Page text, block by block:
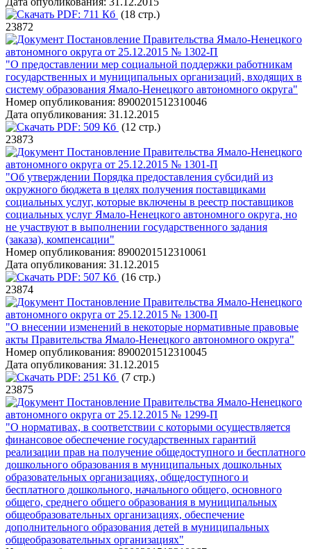
PDF: 711 Кб (18 стр.)
23872
Постановление Правительства Ямало-Ненецкого
автономного округа от 25.12.2015 № 1302-П
"О предоставлении мер социальной поддержки работникам
государственных и муниципальных организаций, входящих в
систему образования Ямало-Ненецкого автономного округа"
Номер опубликования: 8900201512310046
Дата опубликования: 31.12.2015
PDF: 509 Кб (12 стр.)
23873
Постановление Правительства Ямало-Ненецкого
автономного округа от 25.12.2015 № 1301-П
"Об утверждении Порядка предоставления субсидий из
окружного бюджета в целях получения поставщиками
социальных услуг, которые включены в реестр поставщиков
социальных услуг Ямало-Ненецкого автономного округа, но
не участвуют в выполнении государственного задания
(заказа), компенсации"
Номер опубликования: 8900201512310061
Дата опубликования: 31.12.2015
PDF: 507 Кб (16 стр.)
23874
Постановление Правительства Ямало-Ненецкого
автономного округа от 25.12.2015 № 1300-П
"О внесении изменений в некоторые нормативные правовые
акты Правительства Ямало-Ненецкого автономного округа"
Номер опубликования: 8900201512310045
Дата опубликования: 31.12.2015
PDF: 251 Кб (7 стр.)
23875
Постановление Правительства Ямало-Ненецкого
автономного округа от 25.12.2015 № 1299-П
"О нормативах, в соответствии с которыми осуществляется
финансовое обеспечение государственных гарантий
реализации прав на получение общедоступного и бесплатного
дошкольного образования в муниципальных дошкольных
образовательных организациях, общедоступного и
бесплатного дошкольного, начального общего, основного
общего, среднего общего образования в муниципальных
общеобразовательных организациях, обеспечение
дополнительного образования детей в муниципальных
общеобразовательных организациях"